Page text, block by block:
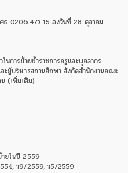
ธ 0206.4/ว 15 ลงวันที่ 28 ตุลาคม
นการย้ายข้าราชการครูและบุคลากร
ะผู้บริหารสถานศึกษา สังกัดสำนักงานคณะ
(เพิ่มเติม)
ายในปี 2559
ว9/2559, ว5/2559